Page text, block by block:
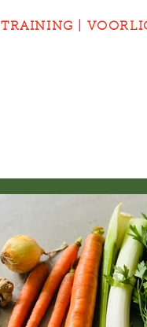
TRAINING |